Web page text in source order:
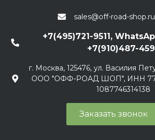
sales@off-road-shop.ru
+7(495)721-9511,
+7(910)487-
г. Москва, 125476, ул. Василия
ООО "ОФФ-РОАД ШОП", ИНН
1087746314138
Заказать звонок